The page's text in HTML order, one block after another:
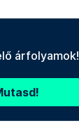
árfolyamok!